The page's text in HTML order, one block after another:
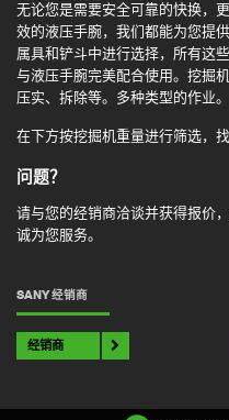
无论您是需要安全可靠的快换，
效的液压手腕，我们都能为您提
属具和铲斗中进行选择，所有这
与液压手腕完美配合使用。挖掘
压实、拆除等。多种类型的作业。
在下方按挖掘机重量进行筛选，
问题？
请与您的经销商洽谈并获得报价
诚为您服务。
SANY 经销商
经销商